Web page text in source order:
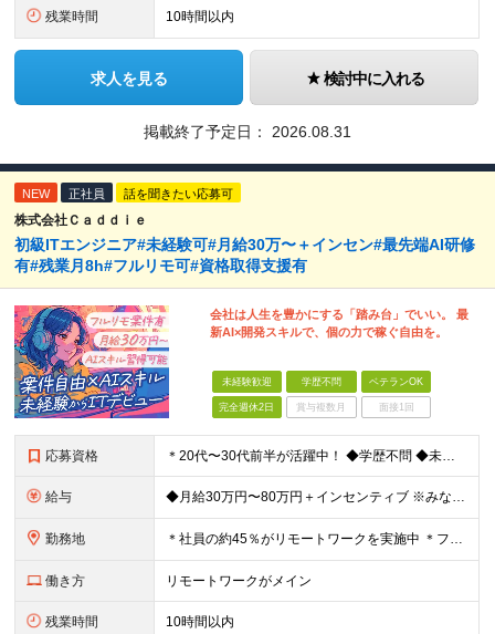
残業時間 10時間以内
求人を見る 検討中に入れる
掲載終了予定日： 2026.08.31
NEW 正社員 話を聞きたい応募可
株式会社Ｃａｄｄｉｅ
初級ITエンジニア#未経験可#月給30万〜＋インセン#最先端AI研修
有#残業月8h#フルリモ可#資格取得支援有
会社は人生を豊かにする「踏み台」でいい。 最
新AI×開発スキルで、個の力で稼ぐ自由を。
未経験歓迎 学歴不問 ベテランOK
完全週休2日 賞与複数月 面接1回
応募資格 ＊20代〜30代前半が活躍中！ ◆学歴不問 ◆未経験歓迎 ★「手に職をつけたい」「今の自分を変えたい」という意欲を最重視します。 ＼こんな方にピッタリです！／ ◆接客・販売・営業など「人と話す仕事
給与 ◆月給30万円〜80万円＋インセンティブ ※みなし残業代（月10時間・16,000円）を含みます ※超過分は別途支給します ※試用期間3か月あり（給与は28万円、待遇に差異なし）
勤務地 ＊社員の約45％がリモートワークを実施中 ＊フルリモート案件もあり ＊転勤はありません 本社（横浜）または、東京・神奈川の各プロジェクト先。 【本社】 神奈川県横浜市中区不老町2丁目11-8 税経
働き方 リモートワークがメイン
残業時間 10時間以内